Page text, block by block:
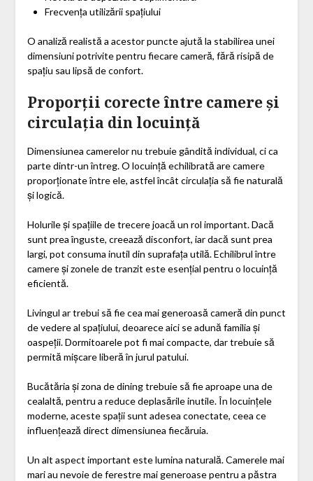
Frecvența utilizării spațiului
O analiză realistă a acestor puncte ajută la stabilirea unei
dimensiuni potrivite pentru fiecare cameră, fără risipă de
spațiu sau lipsă de confort.
Proporții corecte între camere și
circulația din locuință
Dimensiunea camerelor nu trebuie gândită individual, ci ca
parte dintr-un întreg. O locuință echilibrată are camere
proporționate între ele, astfel încât circulația să fie naturală
și logică.
Holurile și spațiile de trecere joacă un rol important. Dacă
sunt prea înguste, creează disconfort, iar dacă sunt prea
largi, pot consuma inutil din suprafața utilă. Echilibrul între
camere și zonele de tranzit este esențial pentru o locuință
eficientă.
Livingul ar trebui să fie cea mai generoasă cameră din punct
de vedere al spațiului, deoarece aici se adună familia și
oaspeții. Dormitoarele pot fi mai compacte, dar trebuie să
permită mișcare liberă în jurul patului.
Bucătăria și zona de dining trebuie să fie aproape una de
cealaltă, pentru a reduce deplasările inutile. În locuințele
moderne, aceste spații sunt adesea conectate, ceea ce
influențează direct dimensiunea fiecăruia.
Un alt aspect important este lumina naturală. Camerele mai
mari au nevoie de ferestre mai generoase pentru a păstra